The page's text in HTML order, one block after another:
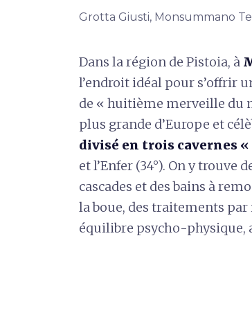
Grotta Giusti, Monsummano
Dans la région de Pistoia, à
l’endroit idéal pour s’offrir
de « huitième merveille du
plus grande d’Europe et
divisé en trois cavernes
et l’Enfer (34°). On y
cascades et des bains à
la boue, des traitements
équilibre psycho-physique,